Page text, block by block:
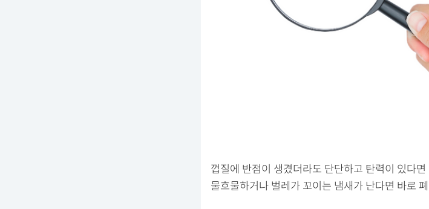
껍질에 반점이 생겼더라도 단단하고 탄력이 있다
물흐물하거나 벌레가 꼬이는 냄새가 난다면 바로